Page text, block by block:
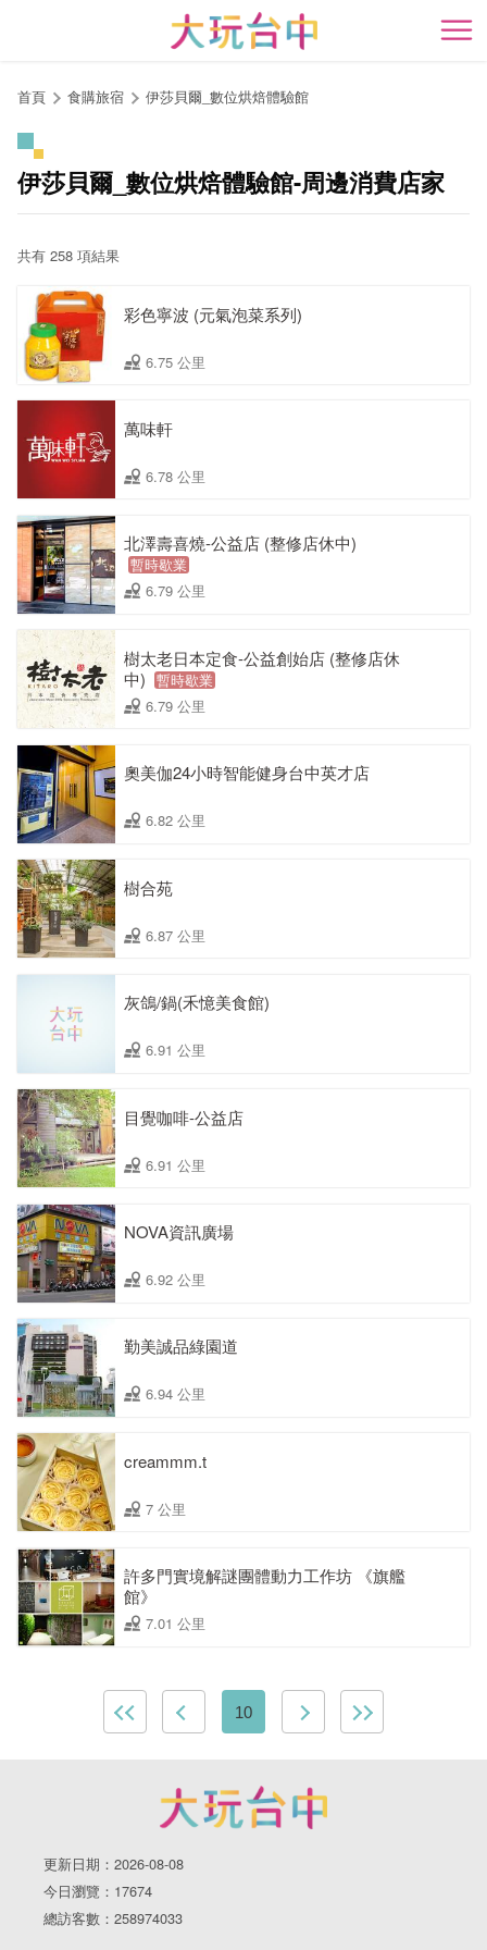
開
首頁 食購旅宿 伊莎貝爾_數位烘焙體驗館
伊莎貝爾_數位烘焙體驗館-周邊消費店家
共有 258 項結果
彩色寧波 (元氣泡菜系列)
6.75 公里
萬味軒
6.78 公里
北澤壽喜燒-公益店 (整修店休中)
暫時歇業
6.79 公里
樹太老日本定食-公益創始店 (整修店休
中) 暫時歇業
6.79 公里
奧美伽24小時智能健身台中英才店
6.82 公里
樹合苑
6.87 公里
灰鴿/鍋(禾憶美食館)
6.91 公里
目覺咖啡-公益店
6.91 公里
NOVA資訊廣場
6.92 公里
勤美誠品綠園道
6.94 公里
creammm.t
7 公里
許多門實境解謎團體動力工作坊 《旗艦
館》
7.01 公里
10
更新日期：2026-08-08
今日瀏覽：17674
總訪客數：258974033